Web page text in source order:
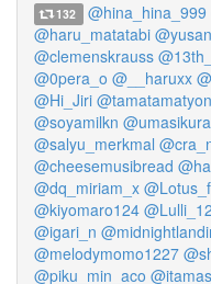
132 @hina_hina_999
@haru_matatabi
@clemenskrauss
@0pera_o @__haruxx
@Hi_Jiri @tamatamatyon
@soyamilkn
@salyu_merkmal
@cheesemusibread
@dq_miriam_x
@kiyomaro124
@igari_n
@melodymomo1227
@piku_min_aco